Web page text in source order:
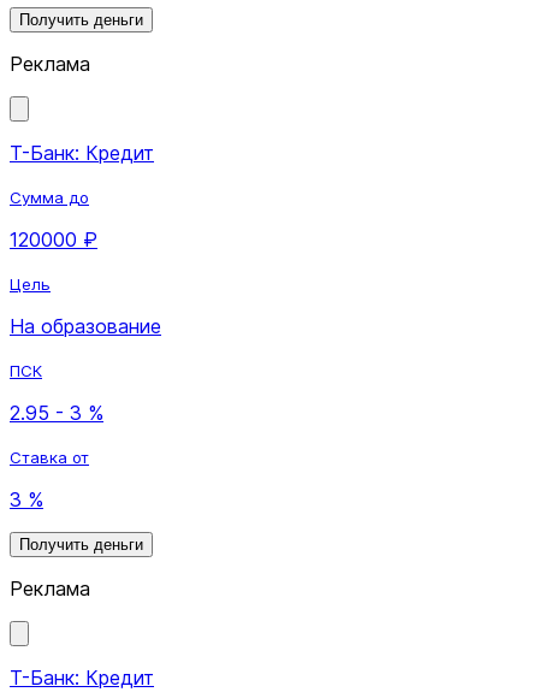
Получить деньги
Реклама
Т-Банк: Кредит
Сумма до
120000 ₽
Цель
На образование
ПСК
2.95 - 3 %
Ставка от
3 %
Получить деньги
Реклама
Т-Банк: Кредит